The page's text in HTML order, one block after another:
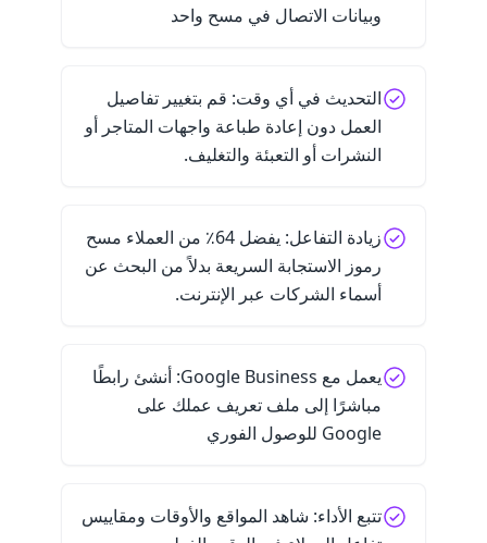
وبيانات الاتصال في مسح واحد
التحديث في أي وقت: قم بتغيير تفاصيل
العمل دون إعادة طباعة واجهات المتاجر أو
النشرات أو التعبئة والتغليف.
زيادة التفاعل: يفضل 64٪ من العملاء مسح
رموز الاستجابة السريعة بدلاً من البحث عن
أسماء الشركات عبر الإنترنت.
يعمل مع Google Business: أنشئ رابطًا
مباشرًا إلى ملف تعريف عملك على
Google للوصول الفوري
تتبع الأداء: شاهد المواقع والأوقات ومقاييس